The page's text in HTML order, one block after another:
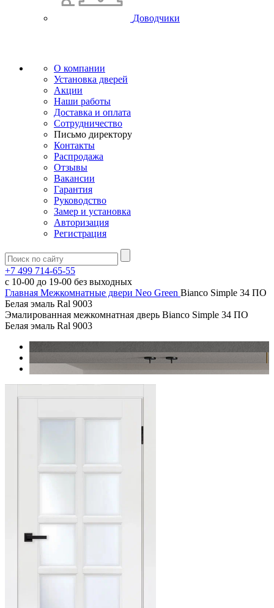
Доводчики
О компании
Установка дверей
Акции
Наши работы
Доставка и оплата
Сотрудничество
Письмо директору
Контакты
Распродажа
Отзывы
Вакансии
Гарантия
Руководство
Замер и установка
Авторизация
Регистрация
+7 499 714-65-55
с 10-00 до 19-00 без выходных
Главная Межкомнатные двери Neo Green Bianco Simple 34 ПО
Белая эмаль Ral 9003
Эмалированная межкомнатная дверь Bianco Simple 34 ПО
Белая эмаль Ral 9003